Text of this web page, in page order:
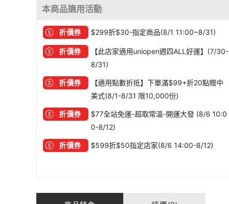
本商品適用活動
折價券 $299折$30-指定商品(8/1 11:00~8/31)
折價券
【此店家適用uniopen週四ALL好運】(7/30-
8/31)
折價券
【適用點數折抵】下單滿$99+折20點贈中
美式(8/1-8/31 限10,000份)
折價券
$77全站免運-超取常溫-開運大發 (8/6 10:0
0-8/12)
折價券 $599折$50指定店家(8/6 14:00-8/12)